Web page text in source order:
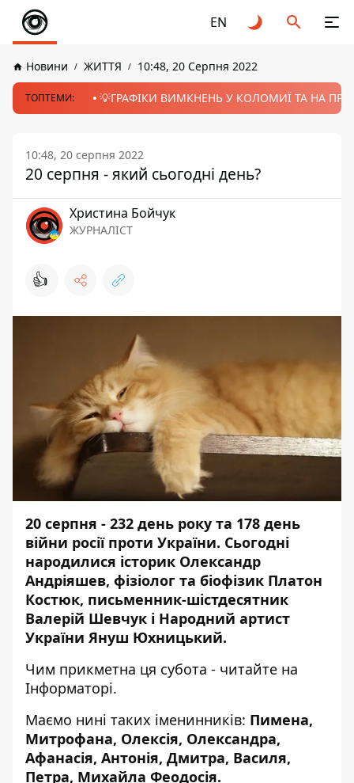
EN
Новини ЖИТТЯ 10:48, 20 Серпня 2022
ТОПТЕМИ: 💡ГРАФІКИ ВИМКНЕНЬ У КОЛОМИЇ ТА НА
10:48, 20 серпня 2022
20 серпня - який сьогодні день?
Христина Бойчук
ЖУРНАЛІСТ
👍
20 серпня - 232 день року та 178 день
війни росії проти України. Сьогодні
народилися історик Олександр
Андріяшев, фізіолог та біофізик Платон
Костюк, письменник-шістдесятник
Валерій Шевчук і Народний артист
України Януш Юхницький.
Чим прикметна ця субота - читайте на
Інформаторі.
Маємо нині таких іменинників: Пимена,
Митрофана, Олексія, Олександра,
Афанасія, Антонія, Дмитра, Василя,
Петра, Михайла Феодосія.